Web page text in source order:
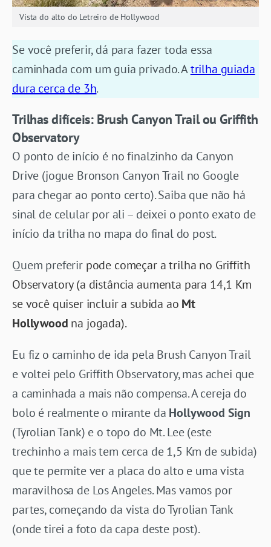
Vista do alto do Letreiro de Hollywood
Se você preferir, dá para fazer toda essa
caminhada com um guia privado. Atrilha guiada
dura cerca de 3h.
Trilhas difíceis: Brush Canyon Trail ou Griffith
Observatory
O ponto de início é no finalzinho da Canyon
Drive (jogue Bronson Canyon Trail no Google
para chegar ao ponto certo). Saiba que não há
sinal de celular por ali – deixei o ponto exato de
início da trilha no mapa do final do post.
Quem preferir pode começar a trilha no Griffith
Observatory (a distância aumenta para 14,1 Km
se você quiser incluir a subida ao Mt
Hollywood na jogada).
Eu fiz o caminho de ida pela Brush Canyon Trail
e voltei pelo Griffith Observatory, mas achei que
a caminhada a mais não compensa. A cereja do
bolo é realmente o mirante da Hollywood Sign
(Tyrolian Tank) e o topo do Mt. Lee (este
trechinho a mais tem cerca de 1,5 Km de subida)
que te permite ver a placa do alto e uma vista
maravilhosa de Los Angeles. Mas vamos por
partes, começando da vista do Tyrolian Tank
(onde tirei a foto da capa deste post).